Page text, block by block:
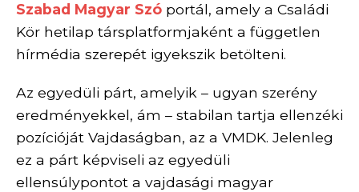
Szabad Magyar Szó portál, amely a Családi
Kör hetilap társplatformjaként a független
hírmédia szerepét igyekszik betölteni.
Az egyedüli párt, amelyik – ugyan szerény
eredményekkel, ám – stabilan tartja ellenzéki
pozícióját Vajdaságban, az a VMDK. Jelenleg
ez a párt képviseli az egyedüli
ellensúlypontot a vajdasági magyar